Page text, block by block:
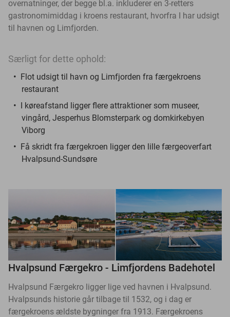
overnatninger, der begge bl.a. inkluderer en 3-retters
gastronomimiddag i kroens restaurant, hvorfra I har udsigt
til havnen og Limfjorden.
Særligt for dette ophold:
Flot udsigt til havn og Limfjorden fra færgekroens
restaurant
I køreafstand ligger flere attraktioner som museer,
vingård, Jesperhus Blomsterpark og domkirkebyen
Viborg
Få skridt fra færgekroen ligger den lille færgeoverfart
Hvalpsund-Sundsøre
Hvalpsund Færgekro - Limfjordens Badehotel
Hvalpsund Færgekro ligger lige ved havnen i Hvalpsund.
Hvalpsunds historie går tilbage til 1532, og i dag er
færgekroens ældste bygninger fra 1913. Færgekroens